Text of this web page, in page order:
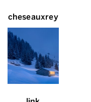
cheseauxrey